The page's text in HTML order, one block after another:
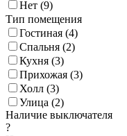
Нет (9)
Тип помещения
Гостиная (4)
Спальня (2)
Кухня (3)
Прихожая (3)
Холл (3)
Улица (2)
Наличие выключателя
?